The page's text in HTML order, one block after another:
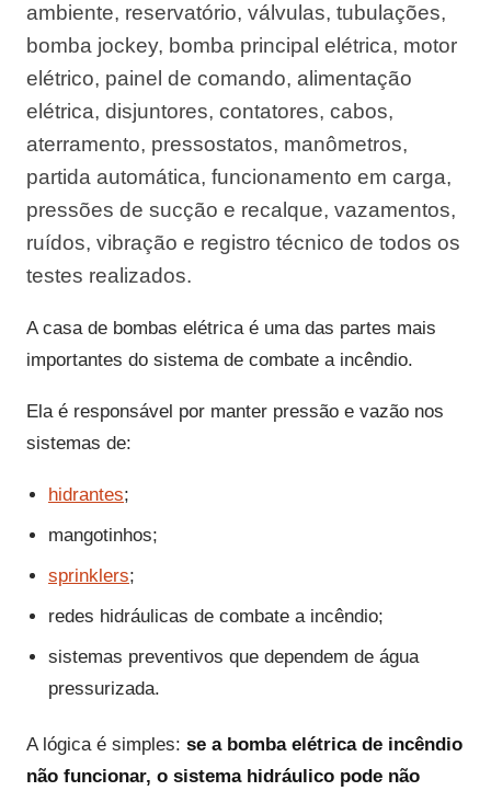
ambiente, reservatório, válvulas, tubulações,
bomba jockey, bomba principal elétrica, motor
elétrico, painel de comando, alimentação
elétrica, disjuntores, contatores, cabos,
aterramento, pressostatos, manômetros,
partida automática, funcionamento em carga,
pressões de sucção e recalque, vazamentos,
ruídos, vibração e registro técnico de todos os
testes realizados.
A casa de bombas elétrica é uma das partes mais
importantes do sistema de combate a incêndio.
Ela é responsável por manter pressão e vazão nos
sistemas de:
hidrantes;
mangotinhos;
sprinklers;
redes hidráulicas de combate a incêndio;
sistemas preventivos que dependem de água
pressurizada.
A lógica é simples: se a bomba elétrica de incêndio
não funcionar, o sistema hidráulico pode não